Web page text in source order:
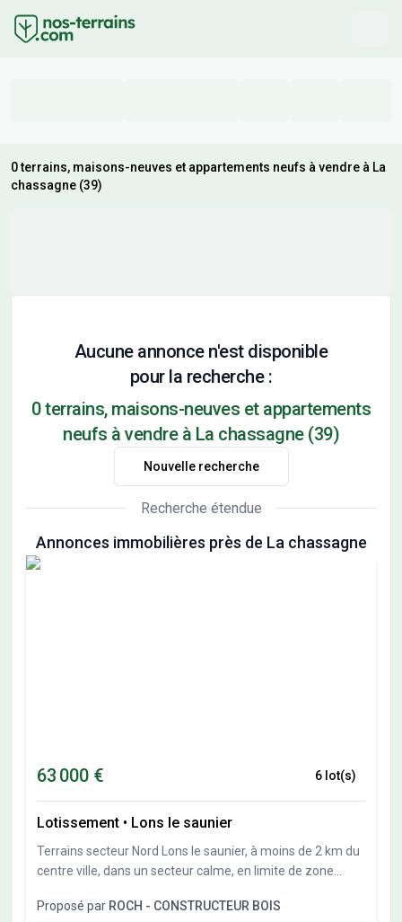
0 terrains, maisons-neuves et appartements neufs à vendre à La
chassagne (39)
Aucune annonce n'est disponible
pour la recherche :
0 terrains, maisons-neuves et appartements
neufs à vendre à La chassagne (39)
Nouvelle recherche
Recherche étendue
Annonces immobilières près de La chassagne
63 000 € 6 lot(s)
Lotissement • Lons le saunier
Terrains secteur Nord Lons le saunier, à moins de 2 km du
centre ville, dans un secteur calme, en limite de zone
constructibles de 550 à 1300M²
Proposé par ROCH - CONSTRUCTEUR BOIS